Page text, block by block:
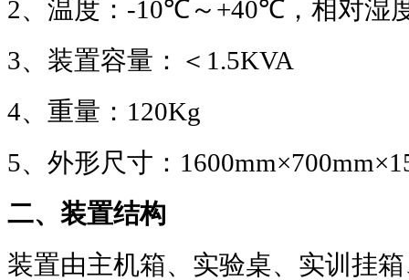
2、温度： -10℃～ +40℃ ，相对湿
3、装置容量：＜ 1.5KVA
4、重量： 120Kg
5、外形尺寸：
二、装置结构
装置由主机箱、实验桌、实训挂